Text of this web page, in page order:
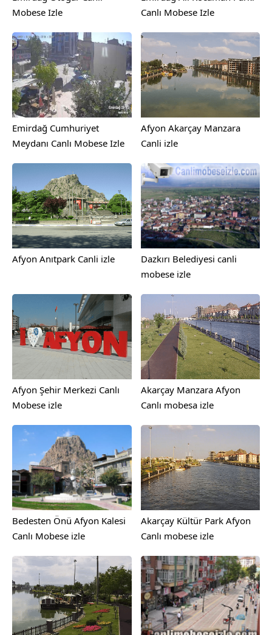
Mobese Izle
Canlı Mobese Izle
Emirdağ Cumhuriyet
Meydanı Canlı Mobese Izle
Afyon Akarçay Manzara
Canli izle
Afyon Anıtpark Canli izle
Dazkırı Belediyesi canli
mobese izle
Afyon Şehir Merkezi Canlı
Mobese izle
Akarçay Manzara Afyon
Canlı mobesa izle
Bedesten Önü Afyon Kalesi
Canlı Mobese izle
Akarçay Kültür Park Afyon
Canlı mobese izle